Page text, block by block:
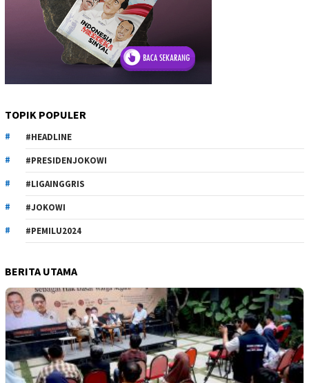
TOPIK POPULER
#HEADLINE
#PRESIDENJOKOWI
#LIGAINGGRIS
#JOKOWI
#PEMILU2024
BERITA UTAMA